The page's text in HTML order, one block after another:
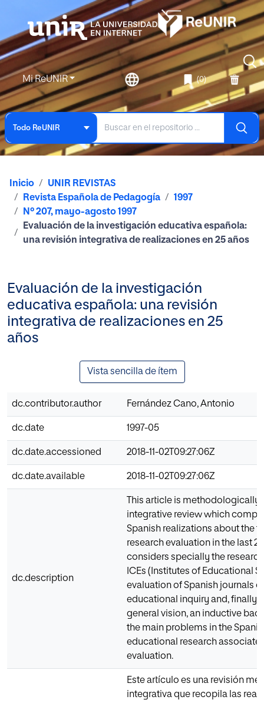
Mi ReUNIR (0)
Todo ReUNIR
Inicio
UNIR REVISTAS
Revista Española de Pedagogía
1997
Nº 207, mayo-agosto 1997
Evaluación de la investigación educativa española:
una revisión integrativa de realizaciones en 25 años
Evaluación de la investigación
educativa española: una revisión
integrativa de realizaciones en 25
años
Vista sencilla de ítem
dc.contributor.author Fernández Cano, Antonio
dc.date 1997-05
dc.date.accessioned 2018-11-02T09:27:06Z
dc.date.available 2018-11-02T09:27:06Z
dc.description
This article is methodologically
integrative review which
Spanish realizations about the
research evaluation in the last
considers specially the
ICEs (Institutes of Educational
evaluation of Spanish journals
educational inquiry and, finally,
general vision, an inductive
the main problems in the
educational research
evaluation.
Este artículo es una revisión
integrativa que recopila las